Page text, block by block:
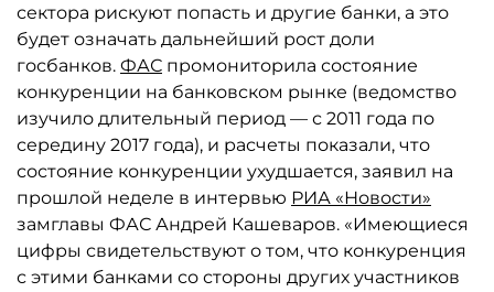
сектора рискуют попасть и другие банки, а это
будет означать дальнейший рост доли
госбанков. ФАС промониторила состояние
конкуренции на банковском рынке (ведомство
изучило длительный период — с 2011 года по
середину 2017 года), и расчеты показали, что
состояние конкуренции ухудшается, заявил на
прошлой неделе в интервью РИА «Новости»
замглавы ФАС Андрей Кашеваров. «Имеющиеся
цифры свидетельствуют о том, что конкуренция
с этими банками со стороны других участников